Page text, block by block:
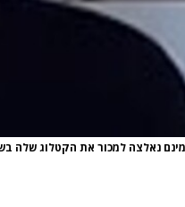
נאלצה למכור את הקטלוג שלה